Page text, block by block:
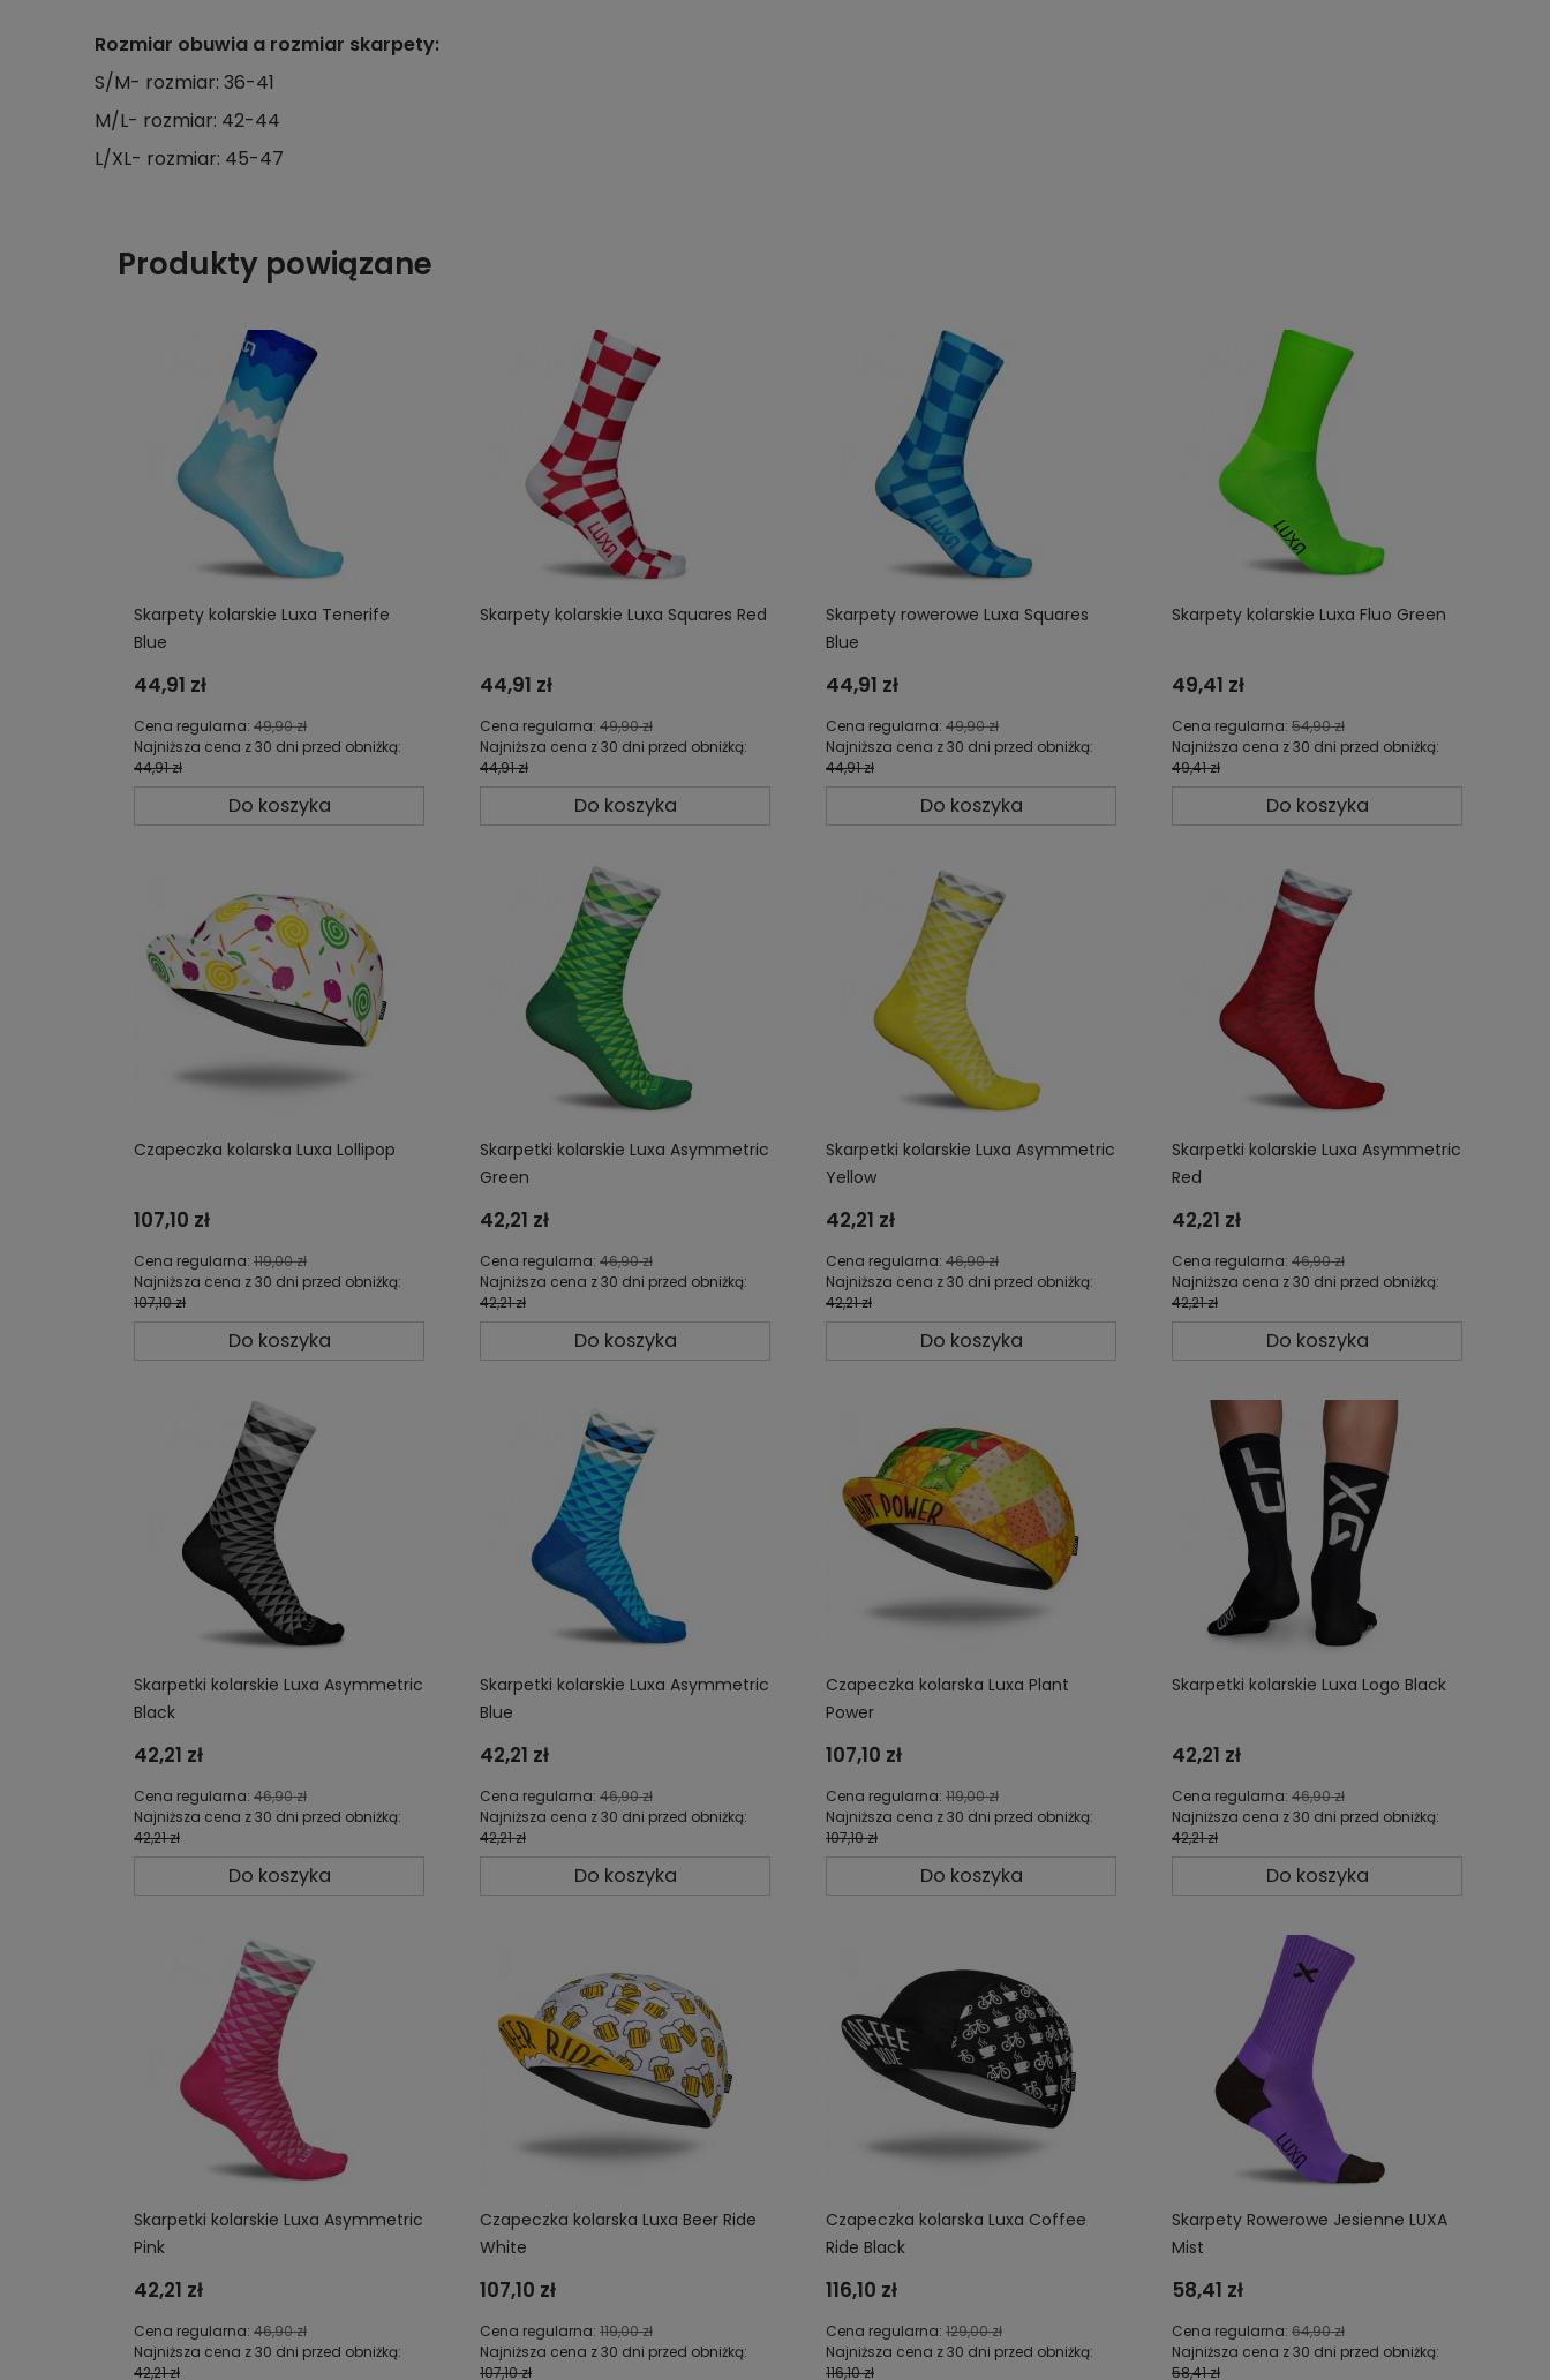
Rozmiar obuwia a rozmiar skarpety:
S/M- rozmiar: 36-41
M/L- rozmiar: 42-44
L/XL- rozmiar: 45-47
Produkty powiązane
Skarpety kolarskie Luxa Tenerife
Blue
44,91 zł
Cena regularna: 49,90 zł
Najniższa cena z 30 dni przed obniżką:
44,91 zł
Do koszyka
Skarpety kolarskie Luxa Squares Red
44,91 zł
Cena regularna: 49,90 zł
Najniższa cena z 30 dni przed obniżką:
44,91 zł
Do koszyka
Skarpety rowerowe Luxa Squares
Blue
44,91 zł
Cena regularna: 49,90 zł
Najniższa cena z 30 dni przed obniżką:
44,91 zł
Do koszyka
Skarpety kolarskie Luxa Fluo Green
49,41 zł
Cena regularna: 54,90 zł
Najniższa cena z 30 dni przed obniżką:
49,41 zł
Do koszyka
Czapeczka kolarska Luxa Lollipop
107,10 zł
Cena regularna: 119,00 zł
Najniższa cena z 30 dni przed obniżką:
107,10 zł
Do koszyka
Skarpetki kolarskie Luxa Asymmetric
Green
42,21 zł
Cena regularna: 46,90 zł
Najniższa cena z 30 dni przed obniżką:
42,21 zł
Do koszyka
Skarpetki kolarskie Luxa Asymmetric
Yellow
42,21 zł
Cena regularna: 46,90 zł
Najniższa cena z 30 dni przed obniżką:
42,21 zł
Do koszyka
Skarpetki kolarskie Luxa Asymmetric
Red
42,21 zł
Cena regularna: 46,90 zł
Najniższa cena z 30 dni przed obniżką:
42,21 zł
Do koszyka
Skarpetki kolarskie Luxa Asymmetric
Black
42,21 zł
Cena regularna: 46,90 zł
Najniższa cena z 30 dni przed obniżką:
42,21 zł
Do koszyka
Skarpetki kolarskie Luxa Asymmetric
Blue
42,21 zł
Cena regularna: 46,90 zł
Najniższa cena z 30 dni przed obniżką:
42,21 zł
Do koszyka
Czapeczka kolarska Luxa Plant
Power
107,10 zł
Cena regularna: 119,00 zł
Najniższa cena z 30 dni przed obniżką:
107,10 zł
Do koszyka
Skarpetki kolarskie Luxa Logo Black
42,21 zł
Cena regularna: 46,90 zł
Najniższa cena z 30 dni przed obniżką:
42,21 zł
Do koszyka
Skarpetki kolarskie Luxa Asymmetric
Pink
42,21 zł
Cena regularna: 46,90 zł
Najniższa cena z 30 dni przed obniżką:
42,21 zł
Czapeczka kolarska Luxa Beer Ride
White
107,10 zł
Cena regularna: 119,00 zł
Najniższa cena z 30 dni przed obniżką:
107,10 zł
Czapeczka kolarska Luxa Coffee
Ride Black
116,10 zł
Cena regularna: 129,00 zł
Najniższa cena z 30 dni przed obniżką:
116,10 zł
Skarpety Rowerowe Jesienne LUXA
Mist
58,41 zł
Cena regularna: 64,90 zł
Najniższa cena z 30 dni przed obniżką:
58,41 zł